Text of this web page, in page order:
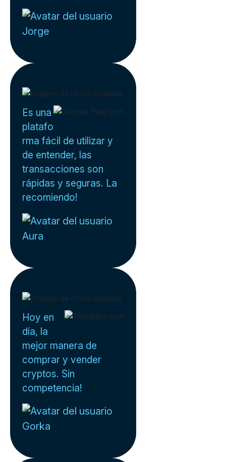
Jorge
Es una
platafo
rma fácil de utilizar y
de entender, las
transacciones son
rápidas y seguras. La
recomiendo!
Aura
Hoy en
día, la
mejor manera de
comprar y vender
cryptos. Sin
competencia!
Gorka